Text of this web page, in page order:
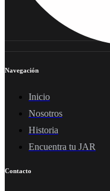
Navegación
Inicio
Nosotros
Historia
Encuentra tu JAR
Contacto